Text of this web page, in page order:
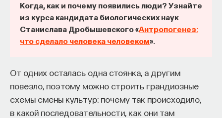
Когда, как и почему появились люди? Узнайте
из курса кандидата биологических наук
Станислава Дробышевского «Антропогенез:
что сделало человека человеком».
От одних осталась одна стоянка, а другим
повезло, поэтому можно строить грандиозные
схемы смены культур: почему так происходило,
в какой последовательности, как они там
их нельзя найти, — это его театральные
произведения. Все эти измышления не отменяют
главного: жизнь его проходила очень целостно
личные обстоятельства. Меняются только
привходящие личные обстоятельства, которые
и насыщают внешнюю жизнь.